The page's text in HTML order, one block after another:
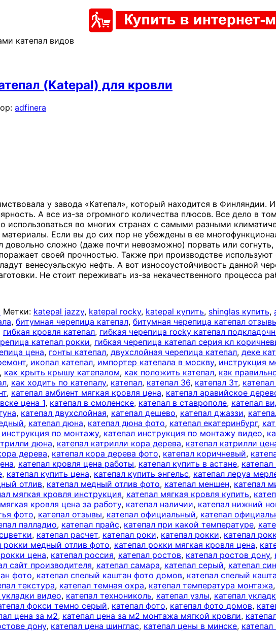
катепал видов
(Katepal) для кровли
adfinera
у завода «Катепал», который находится в Финляндии.
А все из-за огромного количества плюсов. Все дело в
использоваться во многих странах с самыми разными
Если вы до сих пор не убеждены в ее
довольно сложно (даже почти невозможно) порвать или
своей прочностью. Также при производстве
венесуэльскую нефть. А вот износоустойчивость данной
Не стоит переживать из-за некачественного процесса
Метки: katepal jazzy, katepal rocky, katepal купить, shinglas купить,
, битумная черепица катепал, битумная черепица катепал
гибкая кровля катепал, гибкая черепица rocky катепал
катепал рокки, гибкая черепица катепал серия кл
цена, гонты катепал, двухслойная черепица катепал, деке
, икопал катепал, импортер катепала в москву, инструкция
, как крыть крышу катепалом, как положить катепал, как
, как ходить по катепалу, катепал, катепал 36, катепал 3т,
, катепал амбиент мягкая кровля цена, катепал аравийское
цена 1, катепал в смоленске, катепал в ставрополе, катепал
, катепал двухслойная, катепал дешево, катепал джаззи,
, катепал дюна, катепал дюна фото, катепал екатеринбург,
инструкция по монтажу, катепал инструкция по монтажу видео,
дюна, катепал катрилли кора дерева, катепал катрилли
дерева, катепал кора дерева фото, катепал коричневый,
, катепал кровля цена работы, катепал купить в астане,
, катепал купить цена, катепал купить энгельс, катепал леруа
отлив, катепал медный отлив фото, катепал меншен, катепал
мягкая кровля инструкция, катепал мягкая кровля купить,
кровля цена за работу, катепал наличии, катепал нижний
фото, катепал отзывы, катепал официальный, катепал
палладио, катепал прайс, катепал при какой температуре,
, катепал расчет, катепал роки, катепал рокки, катепал
рокки медный отлив фото, катепал рокки мягкая кровля цена,
цена, катепал россия, катепал ростов, катепал ростов дону,
сайт производителя, катепал самара, катепал серый, катепал
фото, катепал спелый каштан фото домов, катепал спелый
текстура, катепал темная охра, катепал температура монтажа,
видео, катепал технониколь, катепал узлы, катепал
фокси темно серый, катепал фото, катепал фото домов,
цена за м2, катепал цена за м2 монтажа мягкой кровли,
дону, катепал цена шинглас, катепал цены в минске,